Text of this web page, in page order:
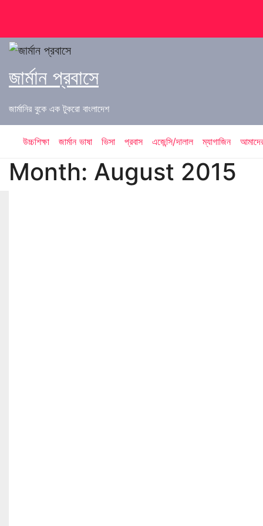
content
জার্মান প্রবাসে
জার্মানির বুকে এক টুকরো বাংলাদেশ
উচ্চশিক্ষা জার্মান ভাষা ভিসা প্রবাস এজেন্সি/দালাল ম্যাগাজিন
Month: August 2015